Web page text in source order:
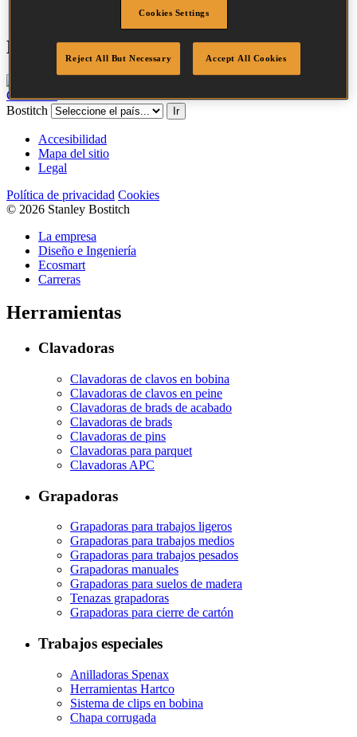
Herramientas compatibles
CF15-1-E
Bostitch
Ir
Accesibilidad
Mapa del sitio
Legal
Política de privacidad Cookies
© 2026 Stanley Bostitch
La empresa
Diseño e Ingeniería
Ecosmart
Carreras
Herramientas
Clavadoras
Clavadoras de clavos en bobina
Clavadoras de clavos en peine
Clavadoras de brads de acabado
Clavadoras de brads
Clavadoras de pins
Clavadoras para parquet
Clavadoras APC
Grapadoras
Grapadoras para trabajos ligeros
Grapadoras para trabajos medios
Grapadoras para trabajos pesados
Grapadoras manuales
Grapadoras para suelos de madera
Tenazas grapadoras
Grapadoras para cierre de cartón
Trabajos especiales
Anilladoras Spenax
Herramientas Hartco
Sistema de clips en bobina
Chapa corrugada
Cookies Settings
Reject All But Necessary Accept All Cookies